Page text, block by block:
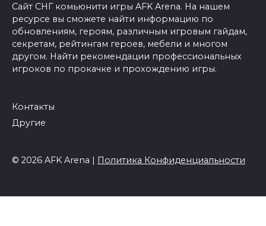
Сайт СНГ комьюнити игры AFK Arena. На нашем
ресурсе вы сможете найти информацию по
обновлениям, героям, различным игровым гайдам,
секретам, рейтингам героев, мебели и многом
другом. Найти рекомендации профессиональных
игроков по прокачке и прохождению игры.
Контакты
Другие
© 2026 AFK Arena | Политика Конфиденциальности